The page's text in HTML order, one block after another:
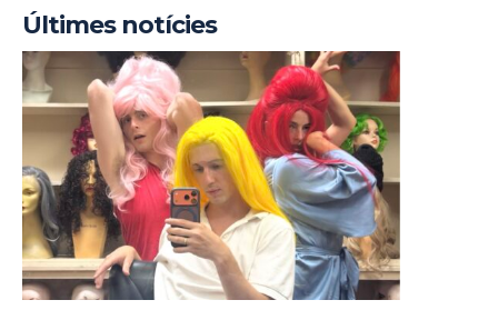
Últimes notícies